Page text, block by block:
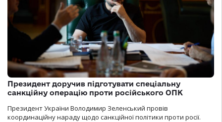
Президент доручив підготувати спеціальну
санкційну операцію проти російського ОПК
Президент України Володимир Зеленський провів
координаційну нараду щодо санкційної політики проти росії.